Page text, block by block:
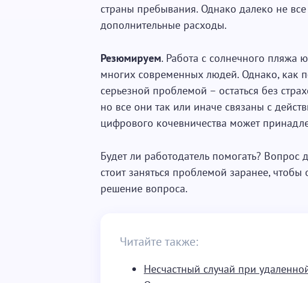
страны пребывания. Однако далеко не
дополнительные расходы.
Резюмируем. Работа с солнечного пляжа
многих современных людей. Однако, как
серьезной проблемой – остаться без
но все они так или иначе связаны с
цифрового кочевничества может
Будет ли работодатель помогать?
стоит заняться проблемой заранее,
решение вопроса.
Читайте также:
Несчастный случай при